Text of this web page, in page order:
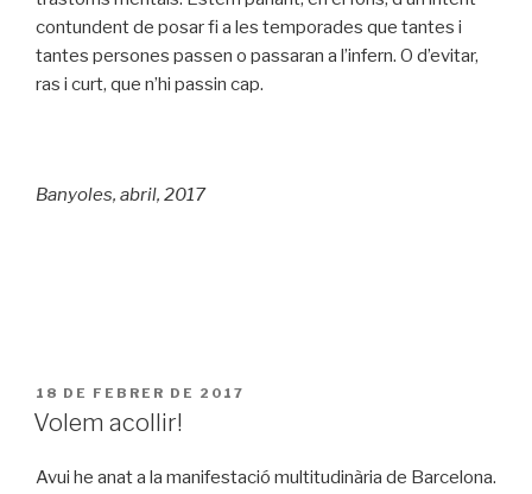
contundent de posar fi a les temporades que tantes i
tantes persones passen o passaran a l’infern. O d’evitar,
ras i curt, que n’hi passin cap.
Banyoles, abril, 2017
PUBLICAT
A
18 DE FEBRER DE 2017
Volem acollir!
Avui he anat a la manifestació multitudinària de Barcelona.